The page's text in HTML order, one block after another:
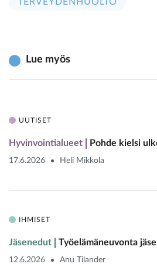
Lue myös
UUTISET
Hyvinvointialueet Pohde kielsi
17.6.2026 Heli Mikkola
IHMISET
Jäsenedut Työelämäneuvonta
12.6.2026 Anu Tilander